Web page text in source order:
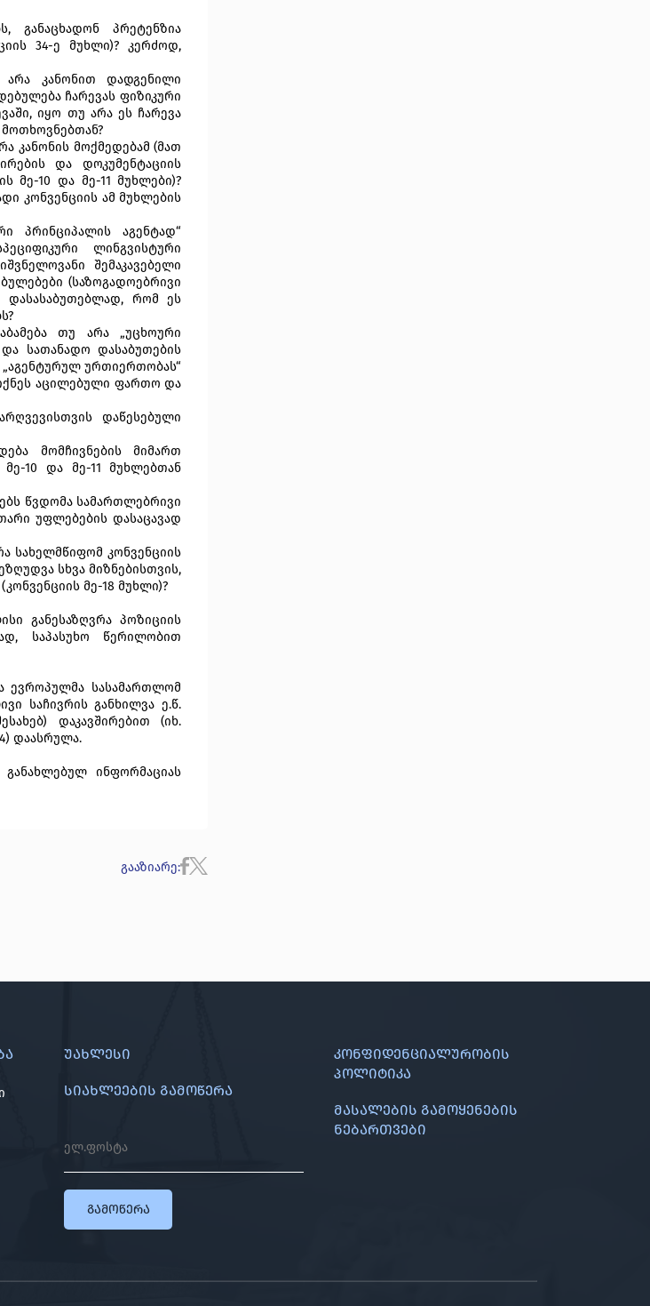
განაცხადონ პრეტენზია
34-ე მუხლი)? კერძოდ,
კანონით დადგენილი
ჩარევას ფიზიკური
იყო თუ არა ეს ჩარევა
კანონის მოქმედებამ (მათ
და დოკუმენტაციის
მე-10 და მე-11 მუხლები)?
კონვენციის ამ მუხლების
პრინციპალის აგენტად“
ლინგვისტური
შემაკავებელი
(საზოგადოებრივი
დასასაბუთებლად, რომ ეს
თუ არა „უცხოური
სათანადო დასაბუთების
„აგენტურულ ურთიერთობას“
აცილებული ფართო და
დაწესებული
მომჩივნების მიმართ
10 და მე-11 მუხლებთან
წვდომა სამართლებრივი
უფლებების დასაცავად
სახელმწიფომ კონვენციის
სხვა მიზნებისთვის,
მე-18 მუხლი)?
განესაზღვრა პოზიციის
საპასუხო წერილობით
ევროპულმა სასამართლომ
საჩივრის განხილვა ე.წ.
დაკავშირებით (იხ.
დაასრულა.
ინფორმაციას
გააზიარე:
უახლესი
სიახლეების გამოწერა
გამოწერა
კონფიდენციალურობის
პოლიტიკა
მასალების გამოყენების
ნებართვები